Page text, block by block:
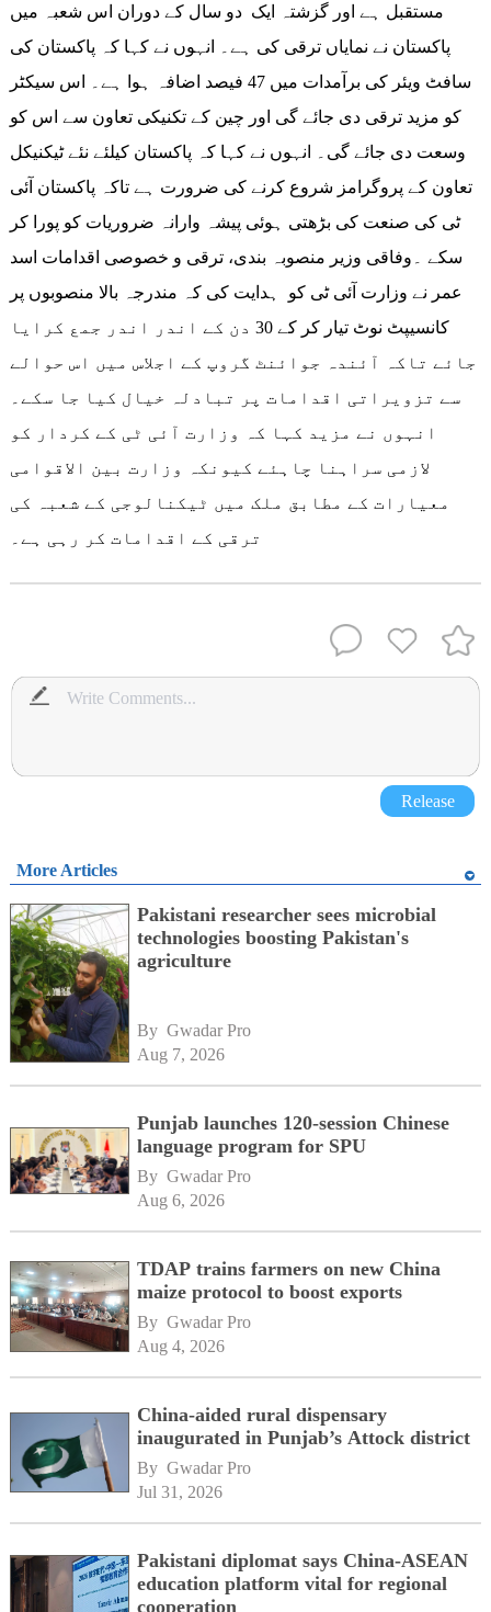
مستقبل ہے اور گزشتہ ایک دو سال کے دوران اس شعبہ میں
پاکستان نے نمایاں ترقی کی ہے۔ انہوں نے کہا کہ پاکستان کی
سافٹ ویئر کی برآمدات میں 47 فیصد اضافہ ہوا ہے۔ اس سیکٹر
کو مزید ترقی دی جائے گی اور چین کے تکنیکی تعاون سے اس کو
وسعت دی جائے گی۔ انہوں نے کہا کہ پاکستان کیلئے نئے ٹیکنیکل
تعاون کے پروگرامز شروع کرنے کی ضرورت ہے تاکہ پاکستان آئی
ٹی کی صنعت کی بڑھتی ہوئی پیشہ وارانہ ضروریات کو پورا کر
سکے ۔وفاقی وزیر منصوبہ بندی، ترقی و خصوصی اقدامات اسد
عمر نے وزارت آئی ٹی کو ہدایت کی کہ مندرجہ بالا منصوبوں پر
کانسیپٹ نوٹ تیار کر کے 30 دن کے اندر اندر جمع کرایا
جائے تاکہ آئندہ جوائنٹ گروپ کے اجلاس میں اس حوالے
سے تزویراتی اقدامات پر تبادلہ خیال کیا جا سکے۔
انہوں نے مزید کہا کہ وزارت آئی ٹی کے کردار کو
لازمی سراہنا چاہئے کیونکہ وزارت بین الاقوامی
معیارات کے مطابق ملک میں ٹیکنالوجی کے شعبہ کی
ترقی کے اقدامات کر رہی ہے۔
Release
More Articles
Pakistani researcher sees microbial
technologies boosting Pakistan's
agriculture
By Gwadar Pro
Aug 7, 2026
Punjab launches 120-session Chinese
language program for SPU
By Gwadar Pro
Aug 6, 2026
TDAP trains farmers on new China
maize protocol to boost exports
By Gwadar Pro
Aug 4, 2026
China-aided rural dispensary
inaugurated in Punjab’s Attock district
By Gwadar Pro
Jul 31, 2026
Pakistani diplomat says China-ASEAN
education platform vital for regional
cooperation